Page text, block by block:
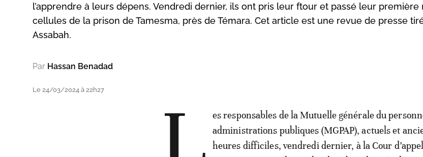
l’apprendre à leurs dépens. Vendredi dernier, ils ont pris leur ftour et passé leur première
cellules de la prison de Tamesma, près de Témara. Cet article est une revue de presse
Assabah.
Par Hassan Benadad
Le 24/03/2024 à 22h27
es responsables de la Mutuelle générale du
administrations publiques (MGPAP), actuels et
heures difficiles, vendredi dernier, à la Cour